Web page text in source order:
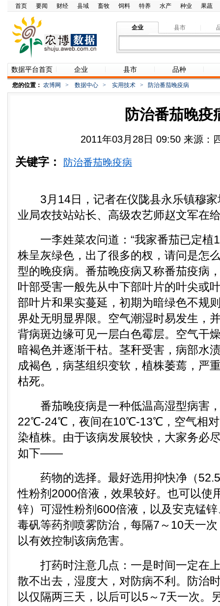
首页 要闻 财经 县域 畜牧 饲料 特养 水产 种业 果蔬
企业 县市
数据平台首页 企业 县市 品种
您的位置： 农博网 > 数据中心 > 实用技术 > 防治番茄晚疫病
防治番茄晚疫
2011年03月28日 09:50 来源：
关键字： 防治番茄晚疫病
3月14日，记者在仪陇县永乐镇穆
业局农技站站长、高级农艺师赵文军在
一李姓菜农问道：“我家番茄已定植
株呈灰绿色，出了很多的杈，请问是怎
型的晚疫病。番茄晚疫病又称番茄疫病
叶部受害一般先从中下部叶片的叶尖或
部叶片和果实蔓延，初期为暗绿色不规
界处无明显界限。空气潮湿时易发生，
背病斑边缘可见一层白色霉层。空气干
暗褐色并逐渐干枯。茎秆受害，病部水
成褐色，病茎组织变软，植株萎蔫，严
枯死。
番茄晚疫病是一种低温高湿型病害
22℃-24℃，夜间在10℃-13℃，空气相对
染植株。由于该病发展较快，大家务必
如下——
药物的选择。最好选用抑快净（
性粉剂2000倍液，效果较好。也可以使
锌）可湿性粉剂600倍液，以及安克锰
毒矾等药剂喷雾防治，每隔7～10天一
以有效控制该病危害。
打药时注意几点：一是时间一定在上
散不出去，湿度大，对防病不利。防治
以仅隔两三天，以后可以5～7天一次。